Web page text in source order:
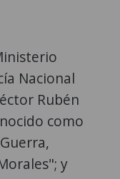
Nacional
Rubén
como
y